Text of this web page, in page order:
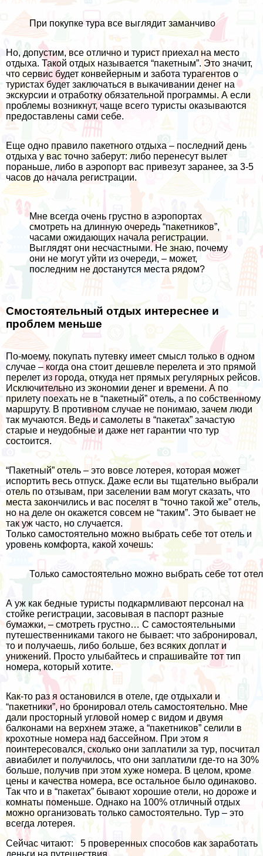
При покупке тура все выглядит заманчиво
Но, допустим, все отлично и турист приехал на место
отдыха. Такой отдых называется “пакетным”. Это значит,
что сервис будет конвейерным и забота турагентов о
туристах будет заключаться в выкачивании денег на
экскурсии и отработку обязательной программы. А если
проблемы возникнут, чаще всего туристы оказываются
предоставлены сами себе.
Еще одно правило пакетного отдыха – последний день
отдыха у вас точно заберут: либо перенесут вылет
пораньше, либо в аэропорт вас привезут заранее, за 3-5
часов до начала регистрации.
Мне всегда очень грустно в аэропортах
смотреть на длинную очередь “пакетников”,
часами ожидающих начала регистрации.
Выглядят они несчастными. Не знаю, почему
они не могут уйти из очереди, – может,
последним не достанутся места рядом?
Смостоятельный отдых интереснее и
проблем меньше
По-моему, покупать путевку имеет смысл только в одном
случае – когда она стоит дешевле перелета и это прямой
перелет из города, откуда нет прямых регулярных рейсов.
Исключительно из экономии денег и времени. А по
прилету поехать не в “пакетный” отель, а по собственному
маршруту. В противном случае не понимаю, зачем люди
так мучаются. Ведь и самолеты в “пакетах” зачастую
старые и неудобные и даже нет гарантии что тур
состоится.
“Пакетный” отель – это вовсе лотерея, которая может
испортить весь отпуск. Даже если вы тщательно выбрали
отель по отзывам, при заселении вам могут сказать, что
места закончились и вас поселят в “точно такой же” отель,
но на деле он окажется совсем не “таким”. Это бывает не
так уж часто, но случается.
Только самостоятельно можно выбрать себе тот отель и
уровень комфорта, какой хочешь:
Только самостоятельно можно выбрать себе тот
А уж как бедные туристы подкармливают персонал на
стойке регистрации, засовывая в паспорт разные
бумажки, – смотреть грустно… С самостоятельными
путешественниками такого не бывает: что забронировал,
то и получаешь, либо больше, без всяких доплат и
унижений. Просто улыбайтесь и спрашивайте тот тип
номера, который хотите.
Как-то раз я остановился в отеле, где отдыхали и
“пакетники”, но бронировал отель самостоятельно. Мне
дали просторный угловой номер с видом и двумя
балконами на верхнем этаже, а “пакетников” селили в
крохотные номера над бассейном. При этом я
поинтересовался, сколько они заплатили за тур, посчитал
авиабилет и получилось, что они заплатили где-то на 30%
больше, получив при этом хуже номера. В целом, кроме
цены и качества номера, все остальное было одинаково.
Так что и в “пакетах” бывают хорошие отели, но дороже и
комнаты поменьше. Однако на 100% отличный отдых
можно организовать только самостоятельно. Тур – это
всегда лотерея.
Сейчас читают:
5 проверенных способов как заработать
деньги на путешествия